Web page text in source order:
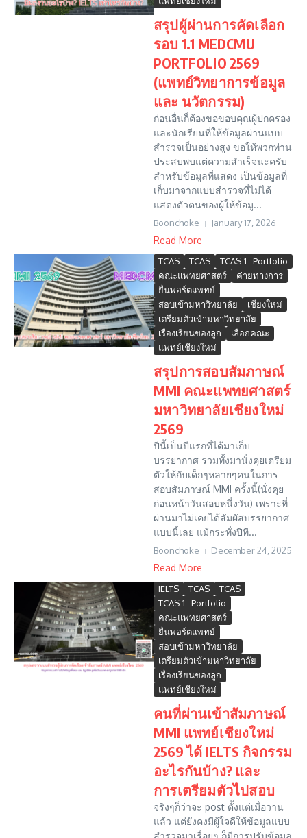
สรุปผู้ผ่านการคัดเลือก
รอบ 1.1 MEDCMU
PORTFOLIO 2569
(แพทย์วิทยาการข้อมูล
และ นวัตกรรม)
ก่อนอื่นก็ต้องขอขอบคุณผู้ปกครอง
และนักเรียนที่ให้ข้อมูลผ่านแบบ
สำรวจเป็นอย่างสูง ขอให้พวกท่าน
ประสบพบแต่ความสำเร็จนะครับ
สำหรับข้อมูลที่แสดง เป็นข้อมูลที่
เก็บมาจากแบบสำรวจที่ไม่ได้
แสดงตัวตนของผู้ให้ข้อมู...
Boonchoke January 17, 2026
Read More
TCAS TCAS
TCAS-1 : Portfolio
คณะแพทยศาสตร์
ค่ายทางการ
ยื่นพอร์ตแพทย์
สอบเข้ามหาวิทยาลัย
เชียงใหม่
เตรียมตัวเข้ามหาวิทยาลัย
เรื่องเรียนของลูก
เลือกคณะ
แพทย์เชียงใหม่
สรุปการสอบสัมภาษณ์
MMI คณะแพทยศาสตร์
มหาวิทยาลัยเชียงใหม่
2569
ปีนี้เป็นปีแรกที่ได้มาเก็บ
บรรยากาศ รวมทั้งมานั่งคุยเตรียม
ตัวให้กับเด็กๆหลายๆคนในการ
สอบสัมภาษณ์ MMI ครั้งนี้(นั่งคุย
ก่อนหน้าวันสอบหนึ่งวัน) เพราะที่
ผ่านมาไม่เคยได้สัมผัสบรรยากาศ
แบบนี้เลย แม้กระทั่งปีที...
Boonchoke December 24, 2025
Read More
IELTS TCAS
TCAS
TCAS-1 : Portfolio
คณะแพทยศาสตร์
ยื่นพอร์ตแพทย์
สอบเข้ามหาวิทยาลัย
เตรียมตัวเข้ามหาวิทยาลัย
เรื่องเรียนของลูก
แพทย์เชียงใหม่
คนที่ผ่านเข้าสัมภาษณ์
MMI แพทย์เชียงใหม่
2569 ได้ IELTS กิจกรรม
อะไรกันบ้าง? และ
การเตรียมตัวไปสอบ
จริงๆก็ว่าจะ post ตั้งแต่เมื่อวาน
แล้ว แต่ยังคงมีผู้ใจดีให้ข้อมูลแบบ
สำรวจมาเรื่อยๆ ก็มีการปรับข้อมูล